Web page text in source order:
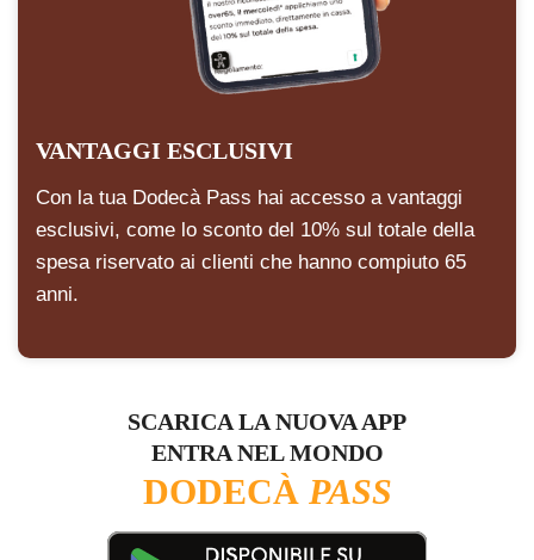
VANTAGGI ESCLUSIVI
Con la tua Dodecà Pass hai accesso a vantaggi
esclusivi, come lo sconto del 10% sul totale della
spesa riservato ai clienti che hanno compiuto 65
anni.
SCARICA LA NUOVA APP
ENTRA NEL MONDO
DODECÀ PASS